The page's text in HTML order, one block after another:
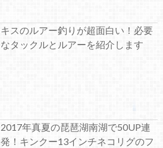
キスのルアー釣りが超面白い！必要
なタックルとルアーを紹介します
2017年真夏の琵琶湖南湖で50UP連
発！キンクー13インチネコリグのフ